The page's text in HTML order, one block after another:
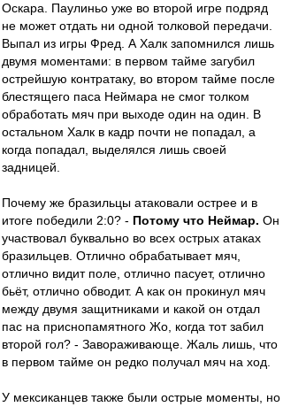
Оскара. Паулиньо уже во второй игре подряд
не может отдать ни одной толковой передачи.
Выпал из игры Фред. А Халк запомнился лишь
двумя моментами: в первом тайме загубил
острейшую контратаку, во втором тайме после
блестящего паса Неймара не смог толком
обработать мяч при выходе один на один. В
остальном Халк в кадр почти не попадал, а
когда попадал, выделялся лишь своей
задницей.
Почему же бразильцы атаковали острее и в
итоге победили 2:0? - Потому что Неймар. Он
участвовал буквально во всех острых атаках
бразильцев. Отлично обрабатывает мяч,
отлично видит поле, отлично пасует, отлично
бьёт, отлично обводит. А как он прокинул мяч
между двумя защитниками и какой он отдал
пас на приснопамятного Жо, когда тот забил
второй гол? - Завораживающе. Жаль лишь, что
в первом тайме он редко получал мяч на ход.
У мексиканцев также были острые моменты, но